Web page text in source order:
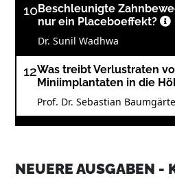
10Beschleunigte
nur ein Placeboeffekt?
Dr. Sunil Wadhwa
12Was treibt Verlustraten
Miniimplantaten in die
Prof. Dr. Sebastian
NEUERE AUSGABEN -